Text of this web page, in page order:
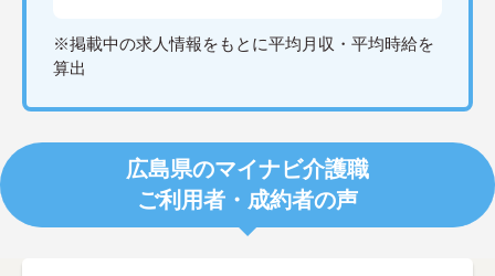
※掲載中の求人情報をもとに平均月収・平均時給を
算出
広島県のマイナビ介護職
ご利用者・成約者の声